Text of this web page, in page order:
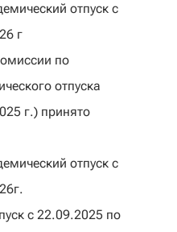
отпуск с
г
по
отпуска
г.) принято
отпуск с
с 22.09.2025 по